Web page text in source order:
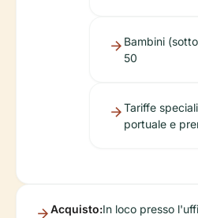
Bambini
50
Tariffe
portuale e
Acquisto:In loco presso